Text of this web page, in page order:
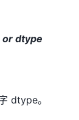
dtype
dtype。